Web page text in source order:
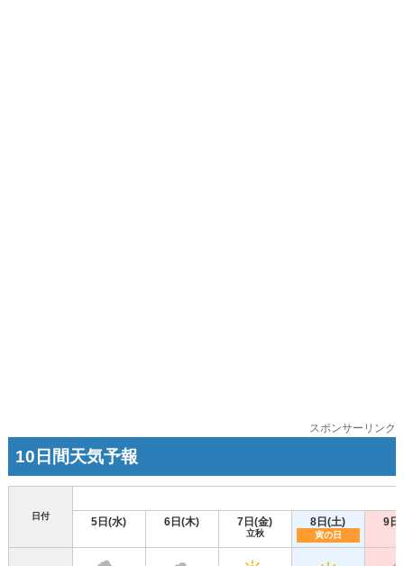
スポンサーリンク
10日間天気予報
日付 5日(水) 6日(木) 7日(金)
立秋
8日(土)
寅の日
9日